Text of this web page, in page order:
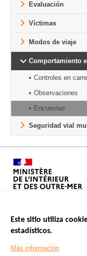
Evaluación
Víctimas
Modos de viaje
Comportamiento
Controles en
Observaciones
Encuestas
Seguridad vial
Footer
Este sitio utiliza
estadísticos.
Más información